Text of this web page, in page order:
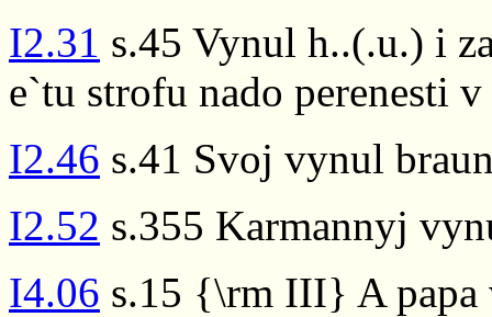
I2.31 s.45 Vynul h..(.u.) i
e`tu strofu nado perenesti
I2.46 s.41 Svoj vynul
I2.52 s.355 Karmannyj
I4.06 s.15 {\rm III} A papa